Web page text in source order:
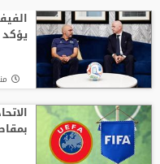
يؤكد
منذ